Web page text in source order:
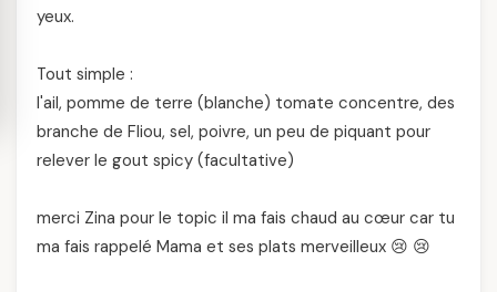
yeux.
Tout simple :
l'ail, pomme de terre (blanche) tomate concentre, des
branche de Fliou, sel, poivre, un peu de piquant pour
relever le gout spicy (facultative)
merci Zina pour le topic il ma fais chaud au cœur car tu
ma fais rappelé Mama et ses plats merveilleux 😢 😢